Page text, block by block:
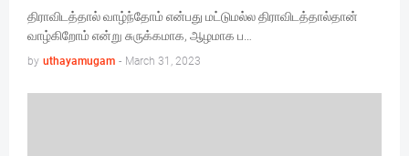
திராவிடத்தால் வாழ்ந்தோம் என்பது மட்டுமல்ல திராவிடத்தால்தான்
வாழ்கிறோம் என்று சுருக்கமாக, ஆழமாக ப…
by uthayamugam - March 31, 2023